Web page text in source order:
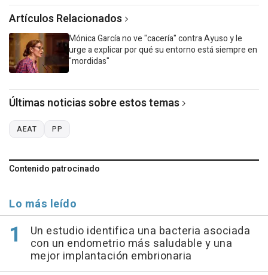
Artículos Relacionados
Mónica García no ve "cacería" contra Ayuso y le
urge a explicar por qué su entorno está siempre en
"mordidas"
Últimas noticias sobre estos temas
AEAT PP
Contenido patrocinado
Lo más leído
Un estudio identifica una bacteria asociada
con un endometrio más saludable y una
mejor implantación embrionaria